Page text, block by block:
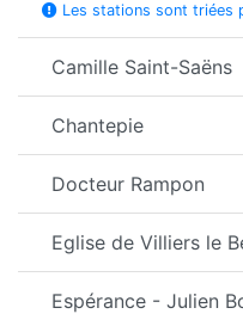
Les stations sont triées
Camille Saint-Saëns
Chantepie
Docteur Rampon
Eglise de Villiers le
Espérance - Julien